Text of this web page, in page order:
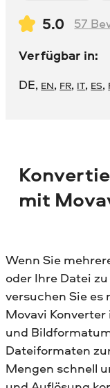
5.0 57
Verfügbar in:
DE, EN, FR, IT, ES,
mit
Wenn Sie
oder Ihre Datei
versuchen Sie
Movavi
und
Dateiformaten
Mengen schnell